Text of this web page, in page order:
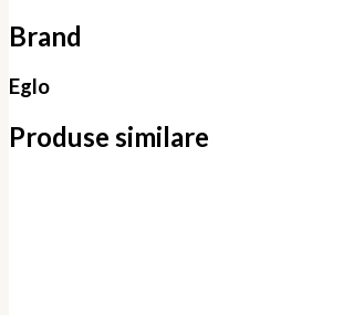
Brand
Eglo
Produse similare